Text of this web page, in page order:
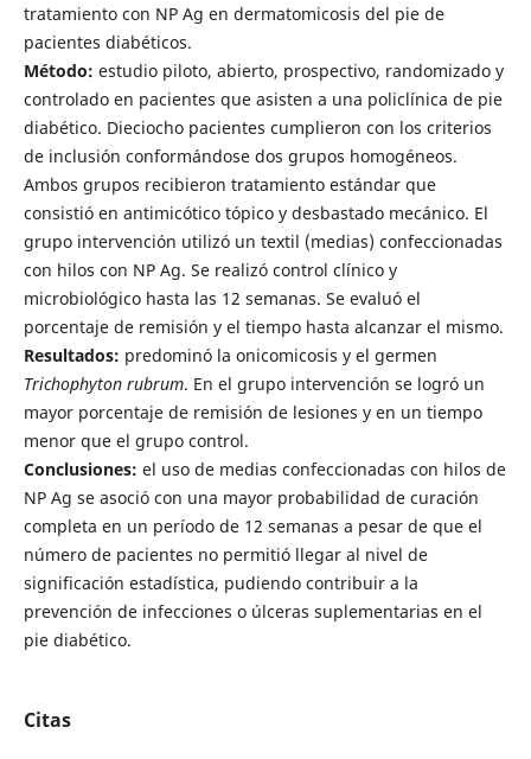
tratamiento con NP Ag en dermatomicosis del pie de
pacientes diabéticos.
Método: estudio piloto, abierto, prospectivo, randomizado y
controlado en pacientes que asisten a una policlínica de pie
diabético. Dieciocho pacientes cumplieron con los criterios
de inclusión conformándose dos grupos homogéneos.
Ambos grupos recibieron tratamiento estándar que
consistió en antimicótico tópico y desbastado mecánico. El
grupo intervención utilizó un textil (medias) confeccionadas
con hilos con NP Ag. Se realizó control clínico y
microbiológico hasta las 12 semanas. Se evaluó el
porcentaje de remisión y el tiempo hasta alcanzar el mismo.
Resultados: predominó la onicomicosis y el germen
Trichophyton rubrum. En el grupo intervención se logró un
mayor porcentaje de remisión de lesiones y en un tiempo
menor que el grupo control.
Conclusiones: el uso de medias confeccionadas con hilos de
NP Ag se asoció con una mayor probabilidad de curación
completa en un período de 12 semanas a pesar de que el
número de pacientes no permitió llegar al nivel de
significación estadística, pudiendo contribuir a la
prevención de infecciones o úlceras suplementarias en el
pie diabético.
Citas